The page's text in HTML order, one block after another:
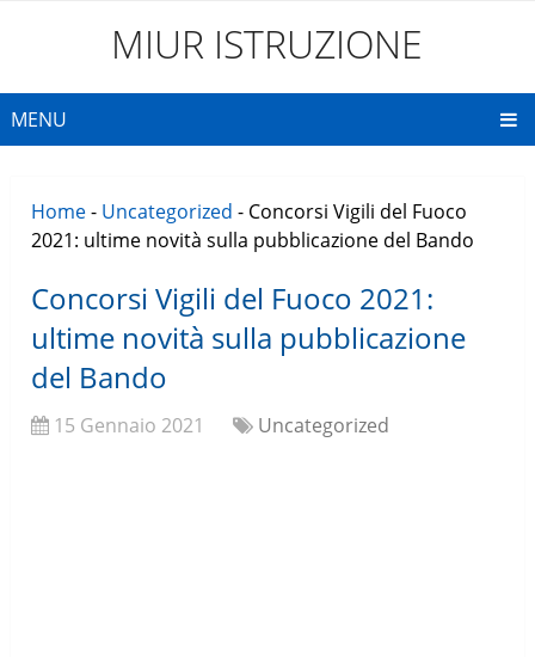
MIUR ISTRUZIONE
MENU
Home- Uncategorized - Concorsi Vigili del Fuoco
2021: ultime novità sulla pubblicazione del Bando
Concorsi Vigili del Fuoco 2021:
ultime novità sulla pubblicazione
del Bando
15 Gennaio 2021 Uncategorized